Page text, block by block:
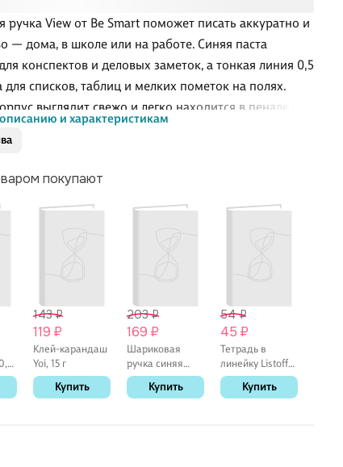
ручка View от Be Smart поможет писать аккуратно и
— дома, в школе или на работе. Синяя паста
конспектов и деловых заметок, а тонкая линия 0,5
списков, таблиц и мелких пометок на полях.
выглядит свежо и легко находится в пенале или
комфортно лежит в руке и не отвлекает от дела.
и характеристикам
покупают
143 ₽
119 ₽
Клей-карандаш
Yoi, 15 г
Купить
203 ₽
169 ₽
Шариковая
ручка синяя
автоматическая
0,7 мм, April, Be
Купить
54 ₽
45 ₽
Тетрадь в
линейку Listoff
«Классическая
серия» в
Купить